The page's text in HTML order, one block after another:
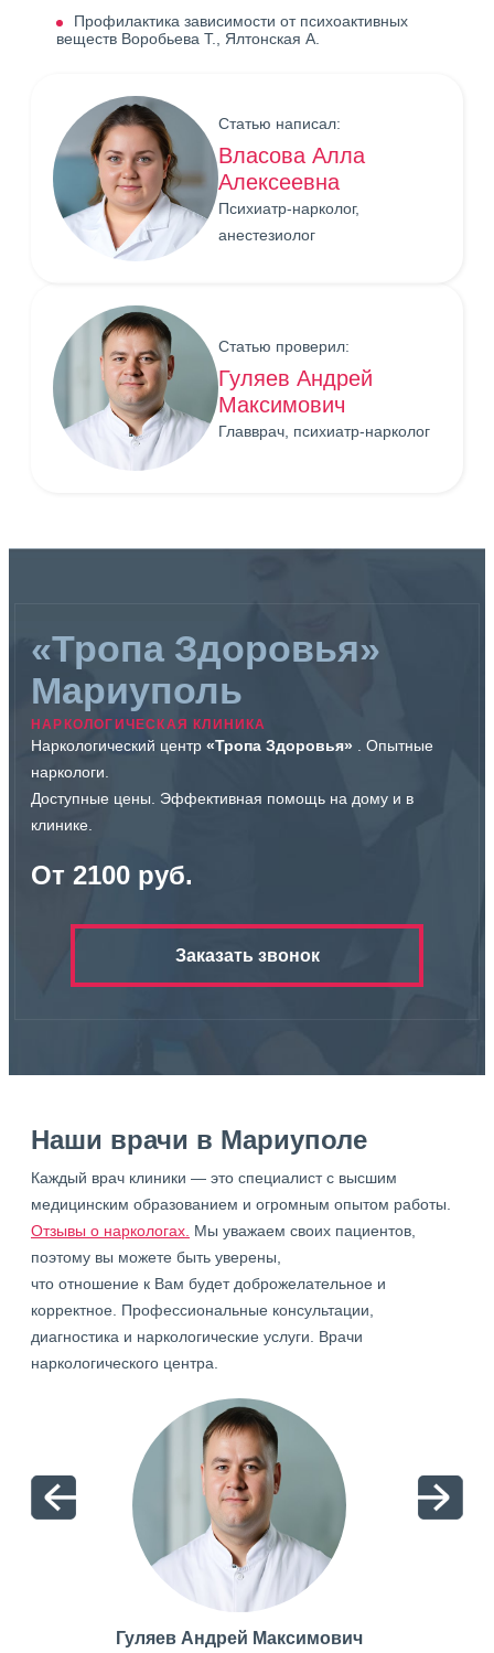
Профилактика зависимости от психоактивных
веществ Воробьева Т., Ялтонская А.
Статью написал:
Власова Алла
Алексеевна
Психиатр-нарколог,
анестезиолог
Статью проверил:
Гуляев Андрей
Максимович
Главврач, психиатр-нарколог
«Тропа Здоровья»
Мариуполь
НАРКОЛОГИЧЕСКАЯ КЛИНИКА
Наркологический центр «Тропа Здоровья» . Опытные
наркологи.
Доступные цены. Эффективная помощь на дому и в
клинике.
От 2100 руб.
Заказать звонок
Наши врачи в Мариуполе
Каждый врач клиники — это специалист с высшим
медицинским образованием и огромным опытом работы.
Отзывы о наркологах. Мы уважаем своих пациентов,
поэтому вы можете быть уверены,
что отношение к Вам будет доброжелательное и
корректное. Профессиональные консультации,
диагностика и наркологические услуги. Врачи
наркологического центра.
Гуляев Андрей Максимович